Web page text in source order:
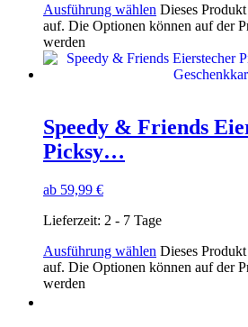
Ausführung wählen Dieses
auf. Die Optionen können auf der
werden
Speedy & Friends
Picksy…
ab 59,99 €
Lieferzeit: 2 - 7 Tage
Ausführung wählen Dieses
auf. Die Optionen können auf der
werden